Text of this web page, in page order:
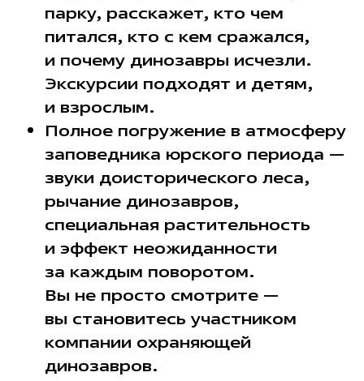
парку, расскажет, кто чем
питался, кто с кем сражался,
и почему динозавры исчезли.
Экскурсии подходят и детям,
и взрослым.
Полное погружение в атмосферу
заповедника юрского периода —
звуки доисторического леса,
рычание динозавров,
специальная растительность
и эффект неожиданности
за каждым поворотом.
Вы не просто смотрите —
вы становитесь участником
компании охраняющей
динозавров.